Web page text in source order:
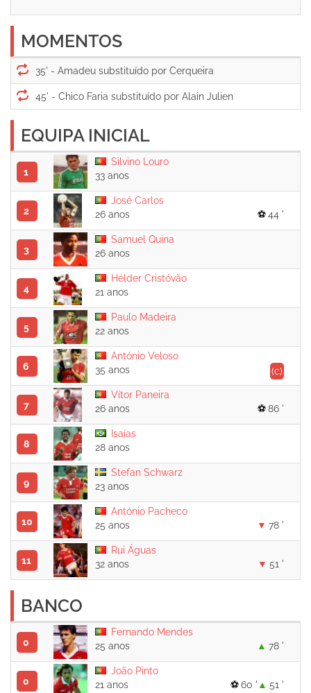
MOMENTOS
35' -
45' -
EQUIPA INICIAL
1
Silvino Louro
33 anos
2
José Carlos
26 anos
44 '
3
Samuel Quina
26 anos
4
Hélder Cristóvão
21 anos
5
Paulo Madeira
22 anos
6
António Veloso
(c)
35 anos
7
Vítor Paneira
26 anos
86 '
8
Isaías
28 anos
9
Stefan Schwarz
23 anos
10
António Pacheco
25 anos
78 '
11
Rui Águas
32 anos
51 '
BANCO
0
Fernando Mendes
25 anos
78 '
0
João Pinto
21 anos
51 '
60 '